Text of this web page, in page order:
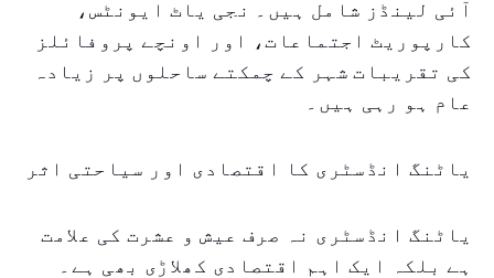
آئی لینڈز شامل ہیں۔ نجی یاٹ ایونٹس،
کارپوریٹ اجتماعات، اور اونچے پروفائلز
کی تقریبات شہر کے چمکتے ساحلوں پر زیادہ
عام ہو رہی ہیں۔
یاٹنگ انڈسٹری کا اقتصادی اور سیاحتی اثر
یاٹنگ انڈسٹری نہ صرف عیش و عشرت کی علامت
ہے بلکہ ایک اہم اقتصادی کھلاڑی بھی ہے۔